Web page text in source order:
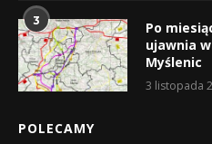
3
Po
ujawnia
Myślenic
3 listopada
POLECAMY